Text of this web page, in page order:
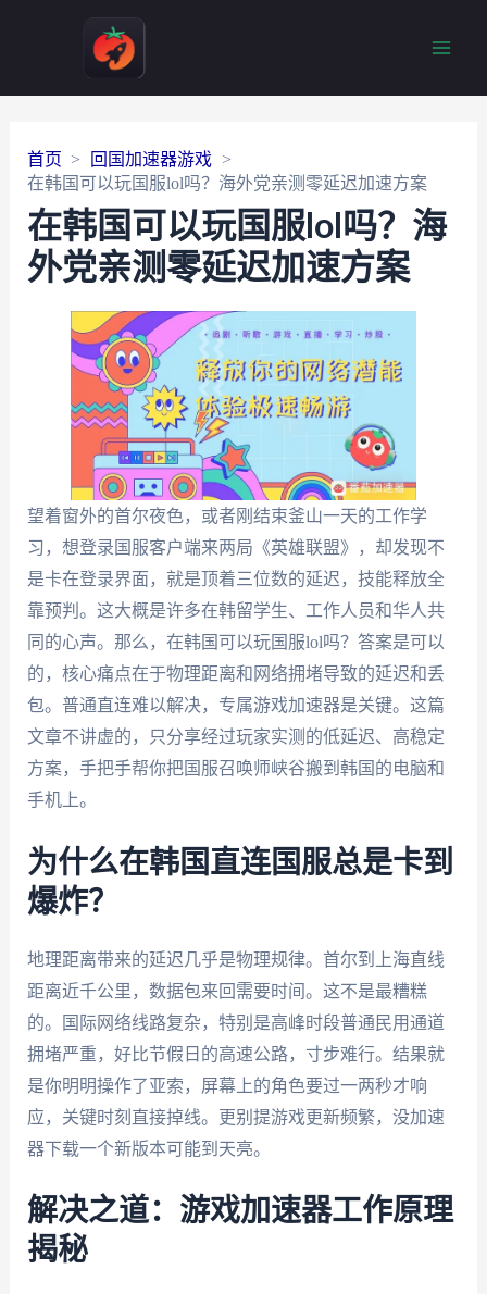
首页
回国加速器游戏
在韩国可以玩国服lol吗？海外党亲测零延迟加速方案
在韩国可以玩国服lol吗？海
外党亲测零延迟加速方案
望着窗外的首尔夜色，或者刚结束釜山一天的工作学
习，想登录国服客户端来两局《英雄联盟》，却发现不
是卡在登录界面，就是顶着三位数的延迟，技能释放全
靠预判。这大概是许多在韩留学生、工作人员和华人共
同的心声。那么，在韩国可以玩国服lol吗？答案是可以
的，核心痛点在于物理距离和网络拥堵导致的延迟和丢
包。普通直连难以解决，专属游戏加速器是关键。这篇
文章不讲虚的，只分享经过玩家实测的低延迟、高稳定
方案，手把手帮你把国服召唤师峡谷搬到韩国的电脑和
手机上。
为什么在韩国直连国服总是卡到
爆炸？
地理距离带来的延迟几乎是物理规律。首尔到上海直线
距离近千公里，数据包来回需要时间。这不是最糟糕
的。国际网络线路复杂，特别是高峰时段普通民用通道
拥堵严重，好比节假日的高速公路，寸步难行。结果就
是你明明操作了亚索，屏幕上的角色要过一两秒才响
应，关键时刻直接掉线。更别提游戏更新频繁，没加速
器下载一个新版本可能到天亮。
解决之道：游戏加速器工作原理
揭秘